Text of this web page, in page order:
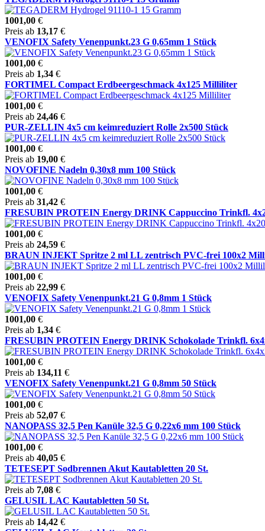
1001,00 €
Preis ab 13,17 €
VENOFIX Safety Venenpunkt.23 G 0,65mm 1 Stück
1001,00 €
Preis ab 1,34 €
FORTIMEL Compact Erdbeergeschmack 4x125 Milliliter
1001,00 €
Preis ab 24,46 €
PUR-ZELLIN 4x5 cm keimreduziert Rolle 2x500 Stück
1001,00 €
Preis ab 19,00 €
NOVOFINE Nadeln 0,30x8 mm 100 Stück
1001,00 €
Preis ab 31,42 €
FRESUBIN PROTEIN Energy DRINK Cappuccino Trinkfl.
1001,00 €
Preis ab 24,59 €
BRAUN INJEKT Spritze 2 ml LL zentrisch PVC-frei 100x2
1001,00 €
Preis ab 22,99 €
VENOFIX Safety Venenpunkt.21 G 0,8mm 1 Stück
1001,00 €
Preis ab 1,34 €
FRESUBIN PROTEIN Energy DRINK Schokolade Trinkfl.
1001,00 €
Preis ab 134,11 €
VENOFIX Safety Venenpunkt.21 G 0,8mm 50 Stück
1001,00 €
Preis ab 52,07 €
NANOPASS 32,5 Pen Kanüle 32,5 G 0,22x6 mm 100 Stück
1001,00 €
Preis ab 40,05 €
TETESEPT Sodbrennen Akut Kautabletten 20 St.
Preis ab 7,08 €
GELUSIL LAC Kautabletten 50 St.
Preis ab 14,42 €